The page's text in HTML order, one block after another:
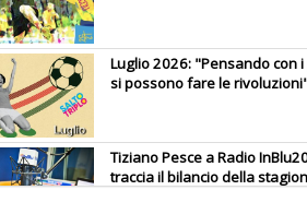
Luglio 2026: "Pensando con
si possono fare le
Tiziano Pesce a Radio
traccia il bilancio della